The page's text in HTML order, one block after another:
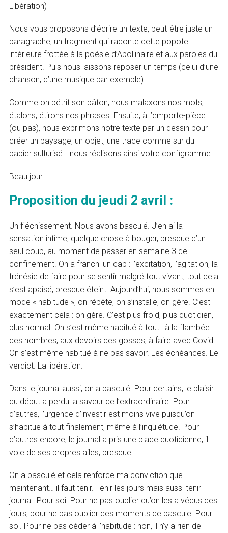
Libération)
Nous vous proposons d’écrire un texte, peut-être juste un
paragraphe, un fragment qui raconte cette popote
intérieure frottée à la poésie d’Apollinaire et aux paroles du
président. Puis nous laissons reposer un temps (celui d’une
chanson, d’une musique par exemple).
Comme on pétrit son pâton, nous malaxons nos mots,
étalons, étirons nos phrases. Ensuite, à l’emporte-pièce
(ou pas), nous exprimons notre texte par un dessin pour
créer un paysage, un objet, une trace comme sur du
papier sulfurisé… nous réalisons ainsi votre configramme.
Beau jour.
Proposition du jeudi 2 avril :
Un fléchissement. Nous avons basculé. J’en ai la
sensation intime, quelque chose à bouger, presque d’un
seul coup, au moment de passer en semaine 3 de
confinement. On a franchi un cap : l’excitation, l’agitation, la
frénésie de faire pour se sentir malgré tout vivant, tout cela
s’est apaisé, presque éteint. Aujourd’hui, nous sommes en
mode « habitude », on répète, on s’installe, on gère. C’est
exactement cela : on gère. C’est plus froid, plus quotidien,
plus normal. On s’est même habitué à tout : à la flambée
des nombres, aux devoirs des gosses, à faire avec Covid.
On s’est même habitué à ne pas savoir. Les échéances. Le
verdict. La libération.
Dans le journal aussi, on a basculé. Pour certains, le plaisir
du début a perdu la saveur de l’extraordinaire. Pour
d’autres, l’urgence d’investir est moins vive puisqu’on
s’habitue à tout finalement, même à l’inquiétude. Pour
d’autres encore, le journal a pris une place quotidienne, il
vole de ses propres ailes, presque.
On a basculé et cela renforce ma conviction que
maintenant… il faut tenir. Tenir les jours mais aussi tenir
journal. Pour soi. Pour ne pas oublier qu’on les a vécus ces
jours, pour ne pas oublier ces moments de bascule. Pour
soi. Pour ne pas céder à l’habitude : non, il n’y a rien de